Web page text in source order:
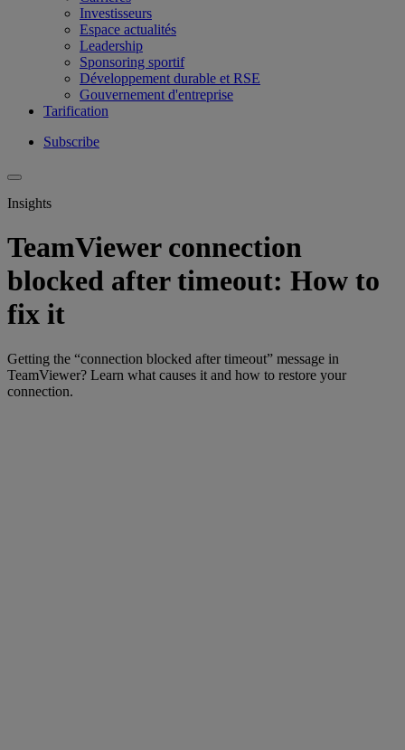
Investisseurs
Espace actualités
Leadership
Sponsoring sportif
Développement durable et RSE
Gouvernement d'entreprise
Tarification
Subscribe
Insights
TeamViewer connection
blocked after timeout: How to
fix it
Getting the “connection blocked after timeout” message in
TeamViewer? Learn what causes it and how to restore your
connection.